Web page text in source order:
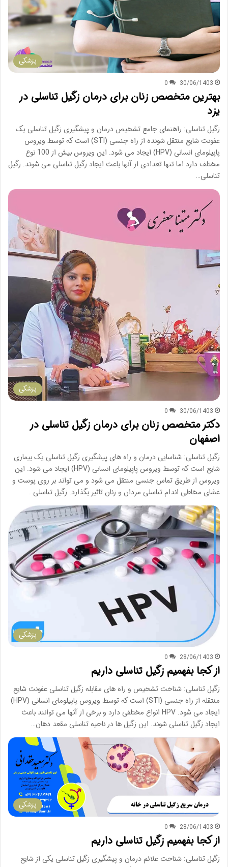
پزشکی
30/06/1403
0
بهترین متخصص زنان برای درمان زگیل تناسلی در
یزد
زگیل تناسلی: راهنمای جامع تشخیص درمان و پیشگیری زگیل تناسلی یک
عفونت شایع منتقل شونده از راه جنسی (STI) است که توسط ویروس
پاپیلومای انسانی (HPV) ایجاد می شود. این ویروس بیش از 100 نوع
مختلف دارد اما تنها تعدادی از آنها باعث ایجاد زگیل تناسلی می شوند. زگیل
تناسلی…
پزشکی
30/06/1403
0
دکتر متخصص زنان برای درمان زگیل تناسلی در
اصفهان
زگیل تناسلی: شناسایی درمان و راه های پیشگیری زگیل تناسلی یک بیماری
شایع است که توسط ویروس پاپیلومای انسانی (HPV) ایجاد می شود. این
ویروس از طریق تماس جنسی منتقل می شود و می تواند بر روی پوست و
غشای مخاطی اندام تناسلی مردان و زنان تاثیر بگذارد. زگیل تناسلی…
پزشکی
28/06/1403
0
از کجا بفهمیم زگیل تناسلی داریم
زگیل تناسلی: شناخت تشخیص و راه های مقابله زگیل تناسلی عفونت شایع
منتقله از راه جنسی (STI) است که توسط ویروس پاپیلومای انسانی (HPV)
ایجاد می شود. HPV انواع مختلفی دارد و برخی از آنها می توانند باعث
ایجاد زگیل تناسلی شوند. این زگیل ها در ناحیه تناسلی مقعد دهان…
پزشکی
28/06/1403
0
از کجا بفهمیم زگیل تناسلی داریم
زگیل تناسلی: شناخت علائم درمان و پیشگیری زگیل تناسلی یکی از شایع